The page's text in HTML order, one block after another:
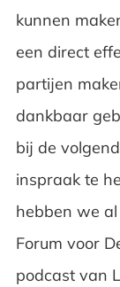
kunnen
een direct
partijen
dankbaar
bij de
inspraak te
hebben we
Forum voor
podcast van